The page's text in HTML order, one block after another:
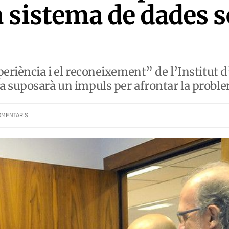
de dades
i el reconeixement” de l’Institut
suposarà un impuls per afrontar la